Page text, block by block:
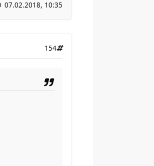
07.02.2018, 10:35
154